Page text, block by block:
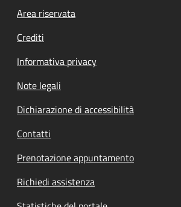
Footer menu
Area riservata
Crediti
Informativa privacy
Note legali
Dichiarazione di accessibilità
Contatti
Prenotazione appuntamento
Richiedi assistenza